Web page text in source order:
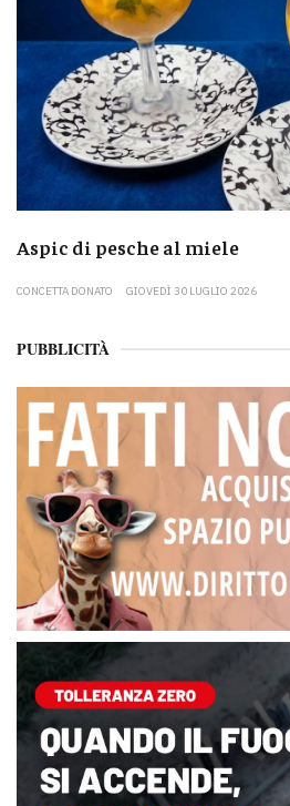
Aspic di pesche al miele
CONCETTA DONATO GIOVEDÌ 30 LUGLIO 2026
PUBBLICITÀ